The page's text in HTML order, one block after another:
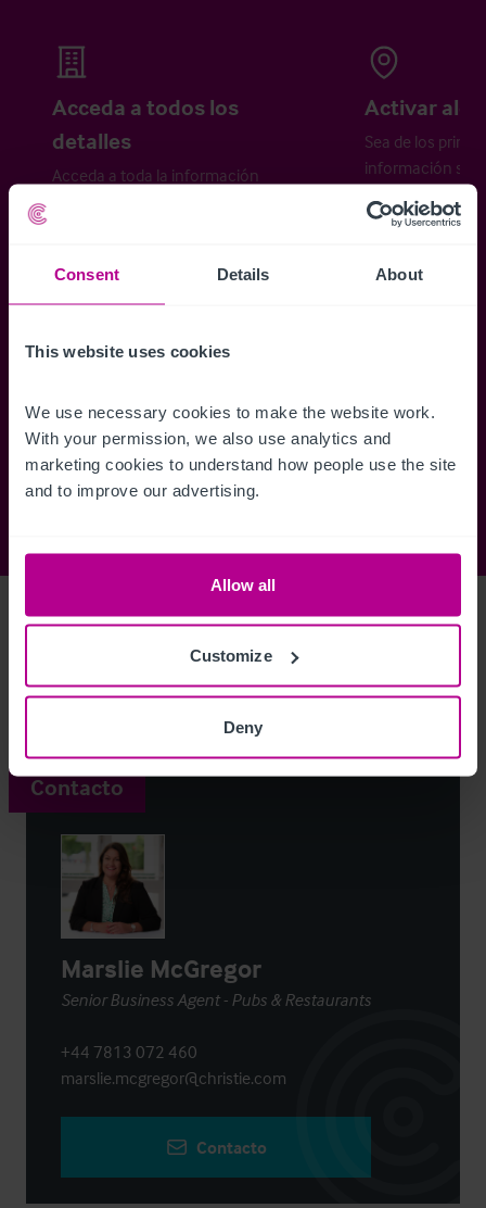
Consent Details About
This website uses cookies
We use necessary cookies to make the website work.
With your permission, we also use analytics and
marketing cookies to understand how people use the site
and to improve our advertising.
Allow all
Customize
Deny
Acceda a todos los
detalles
Acceda a toda la información
Activar
Sea de los
información
propiedades
cómo desea
Regístrese ahora
¿Ya tiene una cuenta? Iniciar sesión
Access Property Details Ref:6467100
LoginorRegisterto view full details
Contacto
Marslie McGregor
Senior Business Agent - Pubs & Restaurants
+44 7813 072 460
marslie.mcgregor@christie.com
Contacto